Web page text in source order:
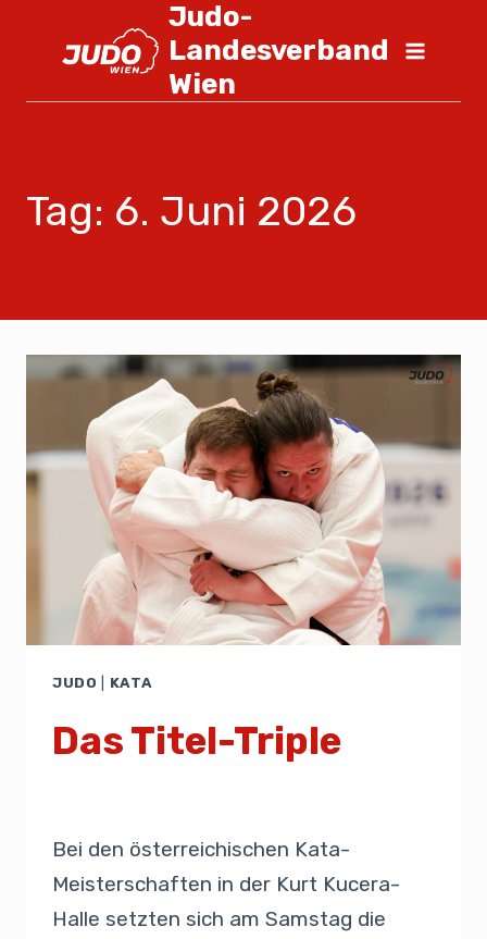
Judo-
Landesverband
Wien
Tag: 6. Juni 2026
JUDO KATA
Das Titel-Triple
Bei den österreichischen Kata-
Meisterschaften in der Kurt Kucera-
Halle setzten sich am Samstag die